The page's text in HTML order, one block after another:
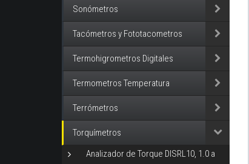
Sonómetros
Tacómetros y Fototacometros
Termohigrometros Digitales
Termometros Temperatura
Terrómetros
Torquímetros
Analizador de Torque DISRL10, 1.0 a